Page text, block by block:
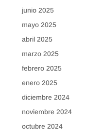
junio 2025
mayo 2025
abril 2025
marzo 2025
febrero 2025
enero 2025
diciembre 2024
noviembre 2024
octubre 2024